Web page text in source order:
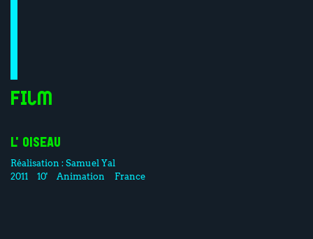
Film
L'OISEAU
Réalisation :Samuel Yal
2011
10' Animation France